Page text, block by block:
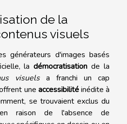
de la
visuels
générateurs d'images basés
ladémocratisation de la
visuelsa franchi un cap
une accessibilitéinédite à
se trouvaient exclus du
raison de l'absence de